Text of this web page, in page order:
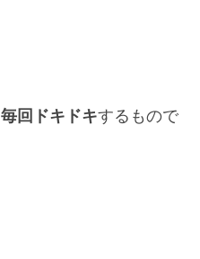
毎回ドキドキするもので